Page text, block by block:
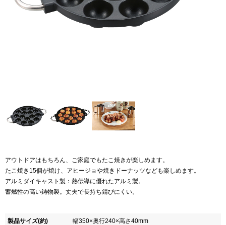
アウトドアはもちろん、ご家庭でもたこ焼きが楽しめます。
たこ焼き15個が焼け、アヒージョや焼きドーナッツなども楽しめます。
アルミダイキャスト製：熱伝導に優れたアルミ製。
蓄燃性の高い鋳物製。丈夫で長持ち錆びにくい。
製品サイズ(約) 幅350×奥行240×高さ40mm